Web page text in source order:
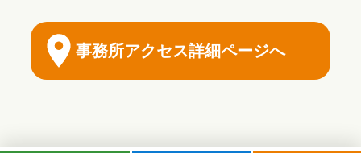
事務所アクセス詳細ページへ